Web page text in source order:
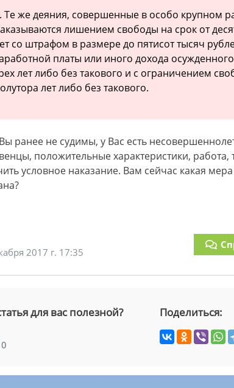
Те же деяния, совершенные в особо крупном
лишением свободы на срок от
со штрафом в размере до пятисот тысяч
платы или иного дохода
лет либо без такового и с ограничением
лет либо без такового.
ранее не судимы, у Вас есть
положительные характеристики, работа,
условное наказание. Вам сейчас какая
2017 г. 17:35
для вас полезной?
0
Поделиться: